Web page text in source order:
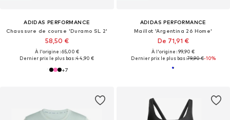
ADIDAS PERFORMANCE
Chaussure de course 'Duramo SL 2'
58,50 €
À l'origine : 65,00 €
Dernier prix le plus bas :44,90 €
+7
ADIDAS PERFORMANCE
Maillot 'Argentina 26 Home'
De 71,91 €
À l'origine : 99,90 €
Dernier prix le plus bas :79,90 €-10%